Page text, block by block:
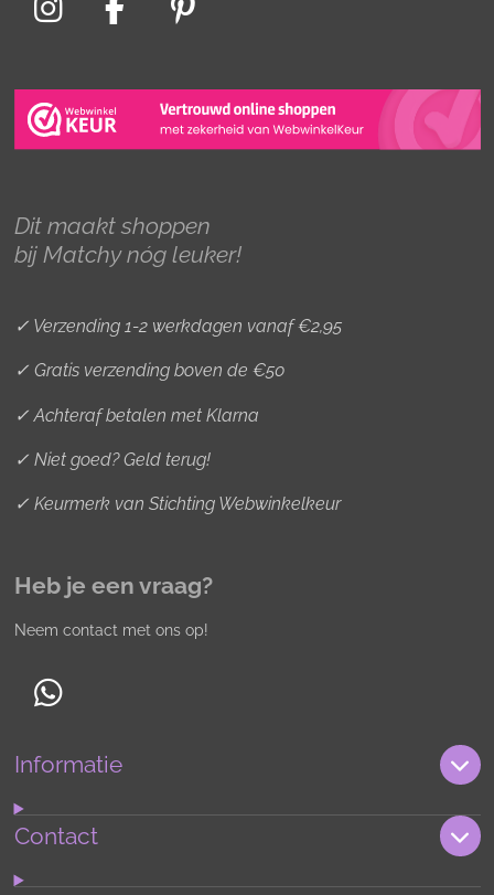
I
s
t
a
r
a
F
c
e
b
o
k
P
n
t
e
e
s
Dit maakt shoppen
bij Matchy nóg leuker!
✓ Verzending 1-2 werkdagen vanaf €2,95
✓ Gratis verzending boven de €50
✓ Achteraf betalen met Klarna
✓ Niet goed? Geld terug!
✓ Keurmerk van Stichting Webwinkelkeur
Heb je een vraag?
Neem contact met ons op!
W
a
s
Informatie
Contact